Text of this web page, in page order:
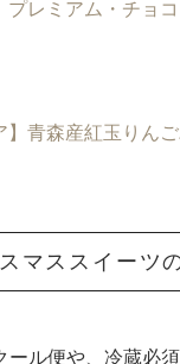
プレミアム・チョ
】青森産紅玉りん
マススイーツ
ール便や、冷蔵必